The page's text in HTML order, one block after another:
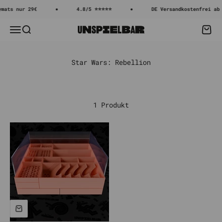
nur 29€ 4.8/5 ⭐⭐⭐⭐⭐ DE Versandkostenfrei ab
MenüSuche Unspielbar
1 Produkt